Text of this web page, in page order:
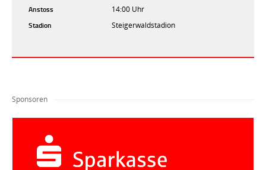
Anstoss
14:00 Uhr
Stadion
Steigerwaldstadion
Sponsoren